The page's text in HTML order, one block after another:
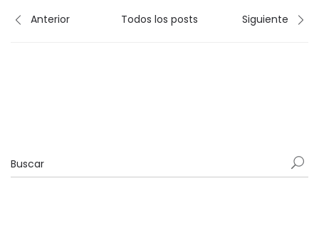
Anterior Todos los posts Siguiente